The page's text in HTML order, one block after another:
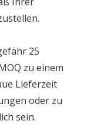
25
zu einem
Lieferzeit
oder zu
sein.